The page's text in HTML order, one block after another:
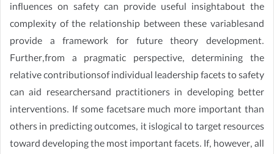
influences on safety can provide useful insightabout the
complexity of the relationship between these variablesand
provide a framework for future theory development.
Further,from a pragmatic perspective, determining the
relative contributionsof individual leadership facets to safety
can aid researchersand practitioners in developing better
interventions. If some facetsare much more important than
others in predicting outcomes, it islogical to target resources
toward developing the most important facets. If, however, all